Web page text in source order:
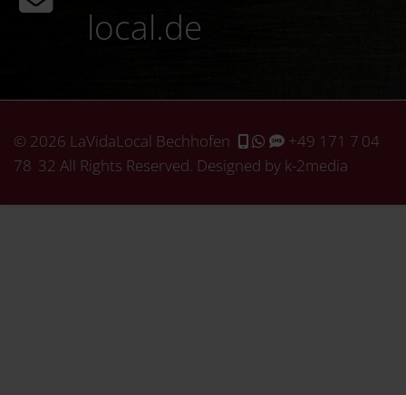
local.de
© 2026 LaVidaLocal Bechhofen
+49 171 7 04
78 32 All Rights Reserved. Designed by k-2media